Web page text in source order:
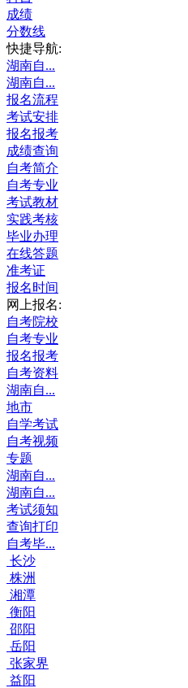
成绩
分数线
快捷导航:
湖南自...
湖南自...
报名流程
考试安排
报名报考
成绩查询
自考简介
自考专业
考试教材
实践考核
毕业办理
在线答题
准考证
报名时间
网上报名:
自考院校
自考专业
报名报考
自考资料
湖南自...
地市
自学考试
自考视频
专题
湖南自...
湖南自...
考试须知
查询打印
自考毕...
长沙
株洲
湘潭
衡阳
邵阳
岳阳
张家界
益阳